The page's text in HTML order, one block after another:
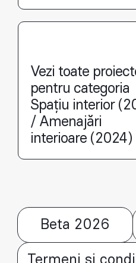
Vezi toate
pentru categoria
Spațiu interior
/ Amenajări
interioare (2024)
Beta 2026
Termeni și